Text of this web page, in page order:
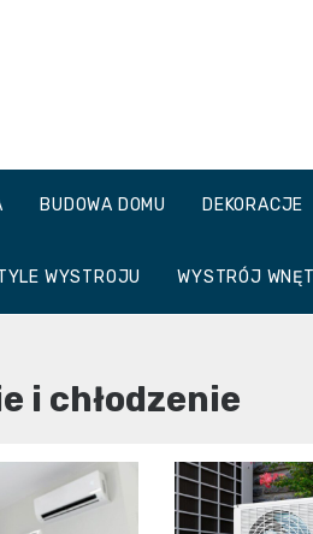
BUDOWA DOMU DEKORACJE
WYSTROJU WYSTRÓJ
i chłodzenie